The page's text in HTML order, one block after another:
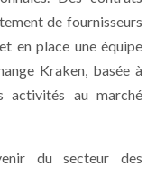
de fournisseurs
en place une équipe
Kraken, basée à
activités au marché
du secteur des